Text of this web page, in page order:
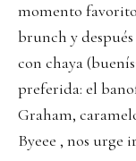
momento
brunch y
con chaya
preferida: el
Graham,
Byeee , nos urge